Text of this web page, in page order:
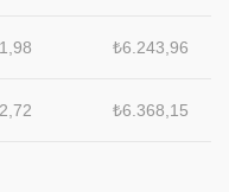
₺6.243,96
₺6.368,15